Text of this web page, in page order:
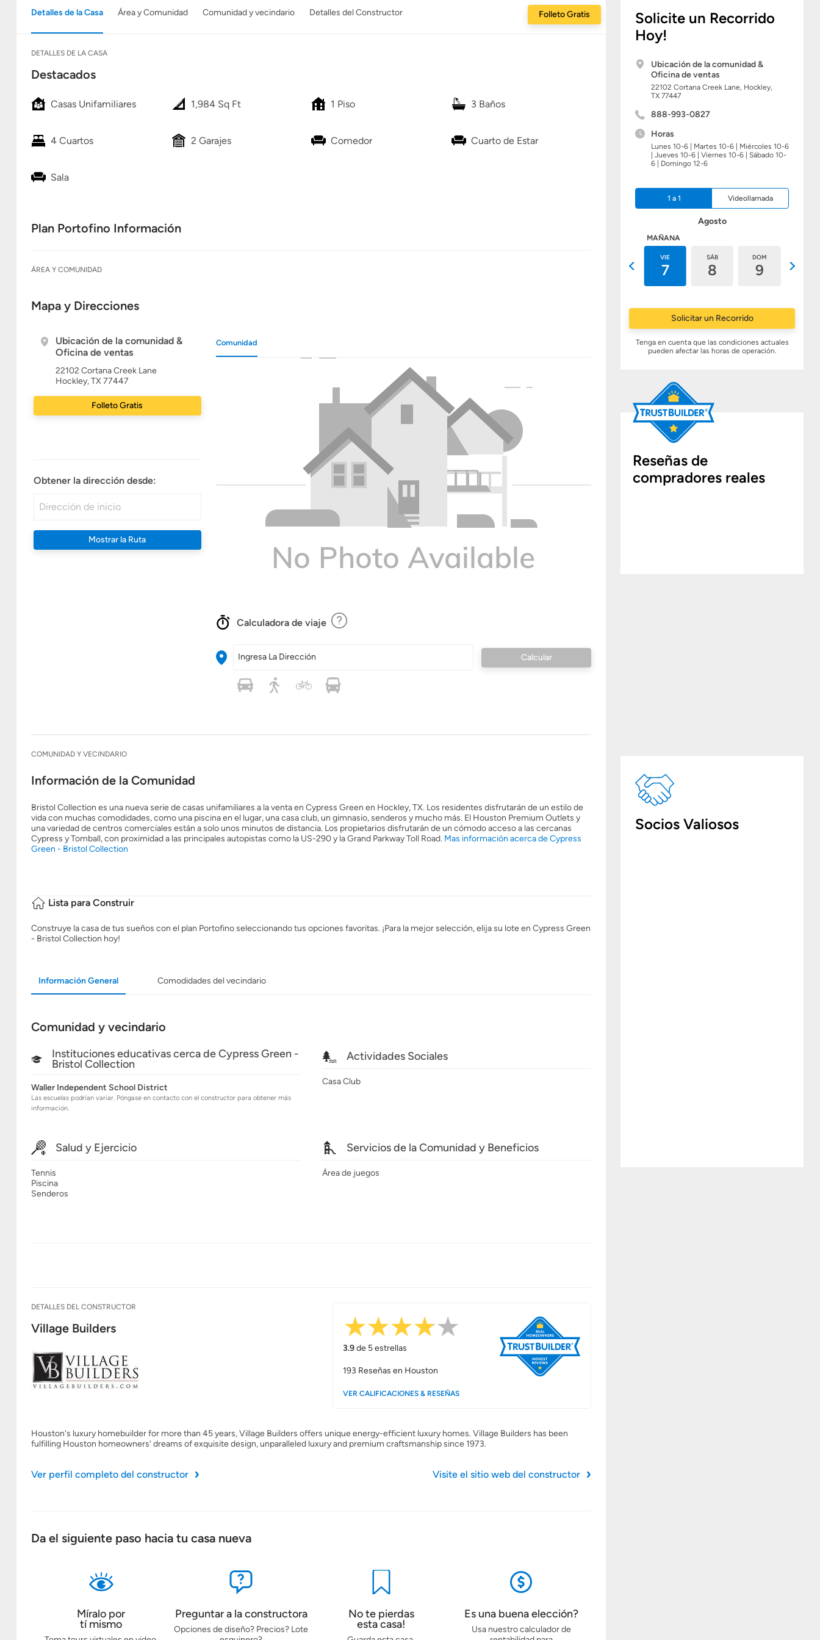
Solicite un Recorrido
Hoy!
Ubicación de la comunidad &
Oficina de ventas
22102 Cortana Creek Lane, Hockley,
TX 77447
888-993-0827
Horas
Lunes 10-6 | Martes 10-6 | Miércoles 10-6
| Jueves 10-6 | Viernes 10-6 | Sábado 10-
6 | Domingo 12-6
1 a 1 Videollamada
Agosto
MAÑANA
VIE
7
SÁB
8
DOM
9
Solicitar un Recorrido
Tenga en cuenta que las condiciones actuales
pueden afectar las horas de operación.
Reseñas de
compradores reales
Socios Valiosos
Detalles de la Casa Área y Comunidad Comunidad y vecindario Detalles del Constructor Folleto Gratis
DETALLES DE LA CASA
Destacados
Casas Unifamiliares 1,984 Sq Ft 1 Piso 3 Baños
4 Cuartos 2 Garajes Comedor Cuarto de Estar
Sala
Plan Portofino Información
ÁREA Y COMUNIDAD
Mapa y Direcciones
Ubicación de la comunidad &
Oficina de ventas
22102 Cortana Creek Lane
Hockley, TX 77447
Folleto Gratis
Obtener la dirección desde:
Mostrar la Ruta
Comunidad
Calculadora de viaje
Ingresa La Dirección
COMUNIDAD Y VECINDARIO
Información de la Comunidad
Bristol Collection es una nueva serie de casas unifamiliares a la venta en Cypress Green en Hockley, TX. Los residentes disfrutarán de un estilo de
vida con muchas comodidades, como una piscina en el lugar, una casa club, un gimnasio, senderos y mucho más. El Houston Premium Outlets y
una variedad de centros comerciales están a solo unos minutos de distancia. Los propietarios disfrutarán de un cómodo acceso a las cercanas
Cypress y Tomball, con proximidad a las principales autopistas como la US-290 y la Grand Parkway Toll Road. Mas información acerca de Cypress
Green - Bristol Collection
Lista para Construir
Construye la casa de tus sueños con el plan Portofino seleccionando tus opciones favoritas. ¡Para la mejor selección, elija su lote en Cypress Green
- Bristol Collection hoy!
Información General Comodidades del vecindario
Comunidad y vecindario
Instituciones educativas cerca de Cypress Green -
Bristol Collection
Waller Independent School District
Las escuelas podrían variar. Póngase en contacto con el constructor para obtener más
información.
Actividades Sociales
Casa Club
Salud y Ejercicio
Tennis
Piscina
Senderos
Servicios de la Comunidad y Beneficios
Área de juegos
DETALLES DEL CONSTRUCTOR
Village Builders
3.9de 5 estrellas
193 Reseñas en Houston
VER CALIFICACIONES & RESEÑAS
Houston's luxury homebuilder for more than 45 years, Village Builders offers unique energy-efficient luxury homes. Village Builders has been
fulfilling Houston homeowners' dreams of exquisite design, unparalleled luxury and premium craftsmanship since 1973.
Ver perfil completo del constructor Visite el sitio web del constructor
Da el siguiente paso hacia tu casa nueva
Míralo por
tí mismo
Preguntar a la constructora
Opciones de diseño? Precios? Lote
No te pierdas
esta casa!
Es una buena elección?
Usa nuestro calculador de